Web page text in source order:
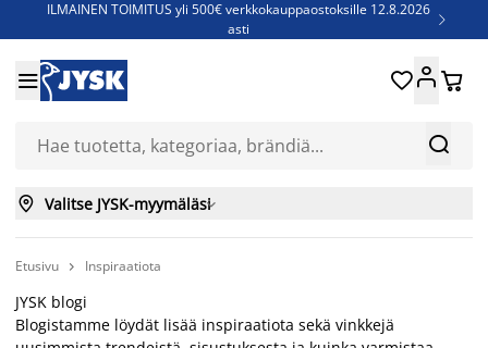
ILMAINEN TOIMITUS yli 500€ verkkokauppaostoksille 12.8.2026
asti

Jenkkisänkyjä - Säästä jopa 60%


 
 Valitse JYSK-myymäläsi
Etusivu  Inspiraatiota
JYSK blogi
Blogistamme löydät lisää inspiraatiota sekä vinkkejä